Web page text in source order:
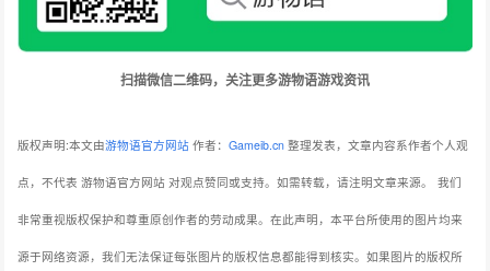
扫描微信二维码，关注更多游物语游戏资讯
版权声明:本文由游物语官方网站 作者：Gameib.cn 整理发表，文章内容系作者个人观
点，不代表 游物语官方网站 对观点赞同或支持。如需转载，请注明文章来源。 我们
非常重视版权保护和尊重原创作者的劳动成果。在此声明，本平台所使用的图片均来
源于网络资源，我们无法保证每张图片的版权信息都能得到核实。如果图片的版权所